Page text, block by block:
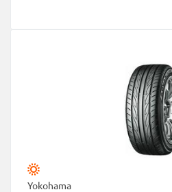
Yokohama